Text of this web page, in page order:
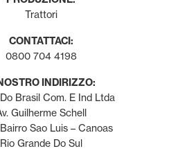
Trattori
CONTATTACI:
0800 704 4198
INDIRIZZO:
Brasil Com. E Ind Ltda
Guilherme Schell
Sao Luis – Canoas
Rio Grande Do Sul